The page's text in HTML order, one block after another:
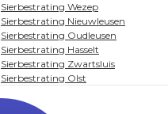
Sierbestrating Wezep
Sierbestrating Nieuwleusen
Sierbestrating Oudleusen
Sierbestrating Hasselt
Sierbestrating Zwartsluis
Sierbestrating Olst